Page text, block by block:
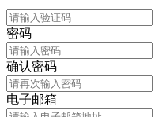
密码
确认密码
电子邮箱